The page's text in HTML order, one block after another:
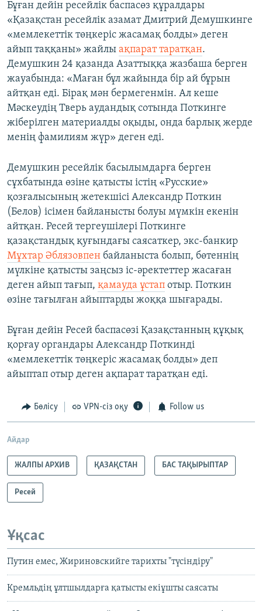
Бұған дейін ресейлік баспасөз құралдары
«Қазақстан ресейлік азамат Дмитрий Демушкинге
«мемлекеттік төңкеріс жасамақ болды» деген
айып таққаны» жайлы ақпарат таратқан.
Демушкин 24 қазанда Азаттыққа жазбаша берген
жауабында: «Маған бұл жайында бір ай бұрын
айтқан еді. Бірақ мән бермегенмін. Ал кеше
Мәскеудің Тверь аудандық сотында Поткинге
жіберілген материалды оқыды, онда барлық жерде
менің фамилиям жүр» деген еді.
Демушкин ресейлік басылымдарға берген
сұхбатында өзіне қатысты істің «Русские»
қозғалысының жетекшісі Александр Поткин
(Белов) ісімен байланысты болуы мүмкін екенін
айтқан. Ресей тергеушілері Поткинге
қазақстандық қуғындағы саясаткер, экс-банкир
Мұхтар Әблязовпен байланыста болып, бөтеннің
мүлкіне қатысты заңсыз іс-әректеттер жасаған
деген айып тағып, қамауда ұстап отыр. Поткин
өзіне тағылған айыптарды жоққа шығарады.
Бұған дейін Ресей баспасөзі Қазақстанның құқық
қорғау органдары Александр Поткинді
«мемлекеттік төңкеріс жасамақ болды» деп
айыптап отыр деген ақпарат таратқан еді.
Бөлісу VPN-сіз оқу Follow us
Айдар
ЖАЛПЫ АРХИВ ҚАЗАҚСТАН БАС ТАҚЫРЫПТАР
Ресей
Ұқсас
Путин емес, Жириновскийге тарихты "түсіндіру"
Кремльдің ұлтшылдарға қатысты екіұшты саясаты